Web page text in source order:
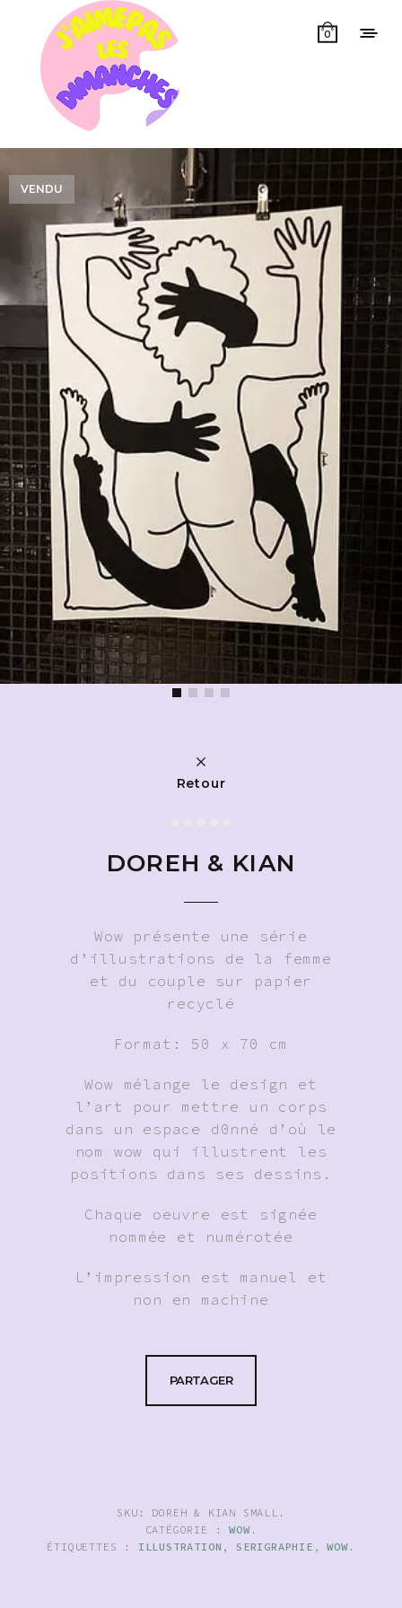
0
VENDU
Retour
DOREH & KIAN
Wow présente une série
d’illustrations de la femme
et du couple sur papier
recyclé
Format: 50 x 70 cm
Wow mélange le design et
l’art pour mettre un corps
dans un espace d0nné d’où le
nom wow qui illustrent les
positions dans ses dessins.
Chaque oeuvre est signée
nommée et numérotée
L’impression est manuel et
non en machine
PARTAGER
SKU: DOREH & KIAN SMALL .
CATÉGORIE :WOW.
ÉTIQUETTES : ILLUSTRATION , SERIGRAPHIE ,WOW.